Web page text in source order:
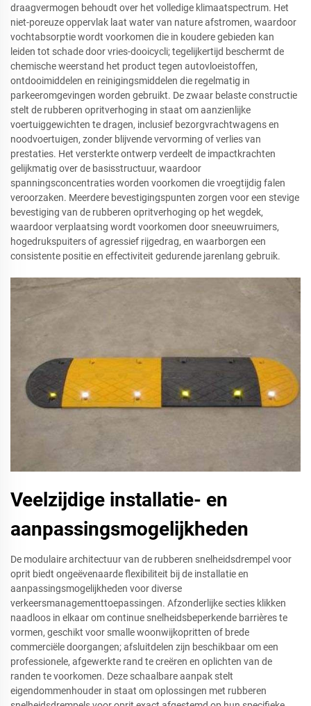
draagvermogen behoudt over het volledige klimaatspectrum. Het
niet-poreuze oppervlak laat water van nature afstromen, waardoor
vochtabsorptie wordt voorkomen die in koudere gebieden kan
leiden tot schade door vries-dooicycli; tegelijkertijd beschermt de
chemische weerstand het product tegen autovloeistoffen,
ontdooimiddelen en reinigingsmiddelen die regelmatig in
parkeeromgevingen worden gebruikt. De zwaar belaste constructie
stelt de rubberen opritverhoging in staat om aanzienlijke
voertuiggewichten te dragen, inclusief bezorgvrachtwagens en
noodvoertuigen, zonder blijvende vervorming of verlies van
prestaties. Het versterkte ontwerp verdeelt de impactkrachten
gelijkmatig over de basisstructuur, waardoor
spanningsconcentraties worden voorkomen die vroegtijdig falen
veroorzaken. Meerdere bevestigingspunten zorgen voor een stevige
bevestiging van de rubberen opritverhoging op het wegdek,
waardoor verplaatsing wordt voorkomen door sneeuwruimers,
hogedrukspuiters of agressief rijgedrag, en waarborgen een
consistente positie en effectiviteit gedurende jarenlang gebruik.
Veelzijdige installatie- en
aanpassingsmogelijkheden
De modulaire architectuur van de rubberen snelheidsdrempel voor
oprit biedt ongeëvenaarde flexibiliteit bij de installatie en
aanpassingsmogelijkheden voor diverse
verkeersmanagementtoepassingen. Afzonderlijke secties klikken
naadloos in elkaar om continue snelheidsbeperkende barrières te
vormen, geschikt voor smalle woonwijkopritten of brede
commerciële doorgangen; afsluitdelen zijn beschikbaar om een
professionele, afgewerkte rand te creëren en oplichten van de
randen te voorkomen. Deze schaalbare aanpak stelt
eigendommenhouder in staat om oplossingen met rubberen